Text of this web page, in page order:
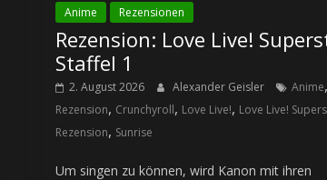
Anime Rezensionen
Rezension: Love Live!
Staffel 1
2. August 2026 Alexander Geisler Anime
Rezension, Crunchyroll, Love Live!, Love Live!
Rezension, Sunrise
Um singen zu können, wird Kanon mit ihren